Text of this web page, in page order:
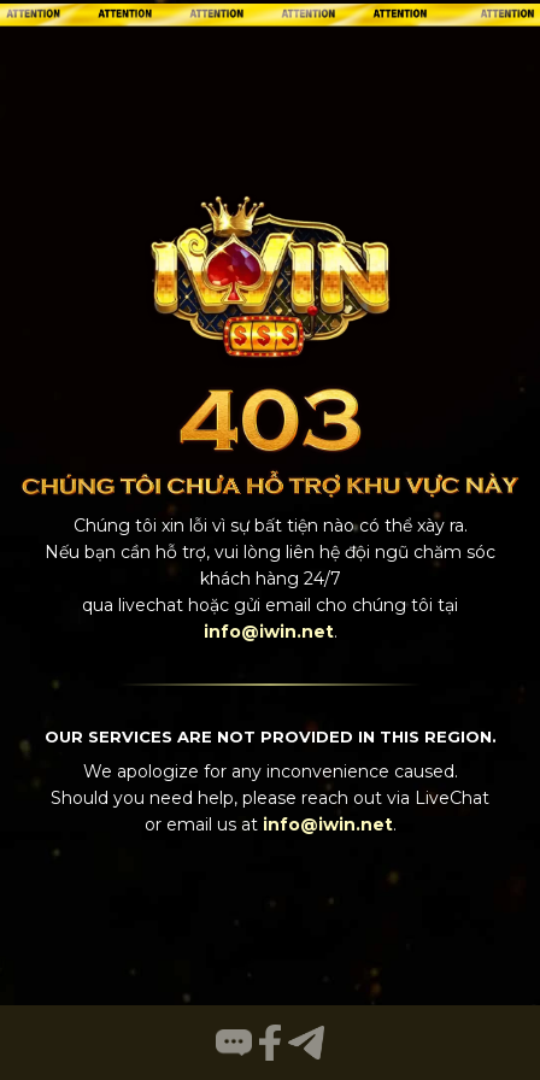
Chúng tôi xin lỗi vì sự bất tiện nào có thể xày ra.
Nếu bạn cần hỗ trợ, vui lòng liên hệ đội ngũ chăm sóc
khách hàng 24/7
qua livechat hoặc gửi email cho chúng tôi tại
info@iwin.net.
OUR SERVICES ARE NOT PROVIDED IN THIS REGION.
We apologize for any inconvenience caused.
Should you need help, please reach out via LiveChat
or email us at info@iwin.net.